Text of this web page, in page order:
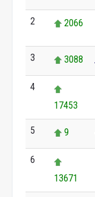
2 2066
3 3088
4
17453
5 9
6
13671